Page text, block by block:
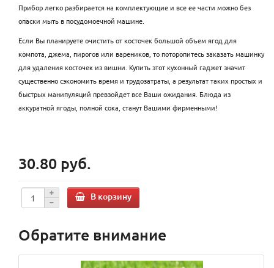
Прибор легко разбирается на комплектующие и все ее части можно без
опаски мыть в посудомоечной машине.
Если Вы планируете очистить от косточек большой объем ягод для
компота, джема, пирогов или вареников, то поторопитесь заказать машинку
для удаления косточек из вишни. Купить этот кухонный гаджет значит
существенно сэкономить время и трудозатраты, а результат таких простых и
быстрых манипуляций превзойдет все Ваши ожидания. Блюда из
аккуратной ягоды, полной сока, станут Вашими фирменными!
30.80 руб.
В корзину
Обратите внимание